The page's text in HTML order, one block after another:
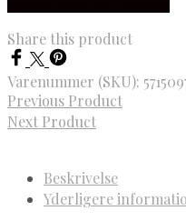
Share this product
Varenummer (SKU):
Previous Product
Next Product
Beskrivelse
Yderligere